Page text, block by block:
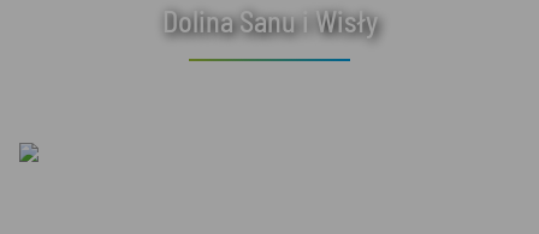
Dolina Sanu i Wisły